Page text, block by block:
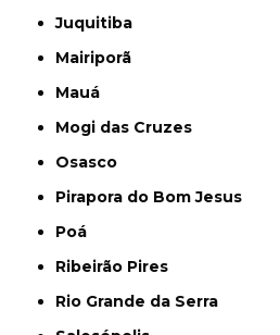
Juquitiba
Mairiporã
Mauá
Mogi das Cruzes
Osasco
Pirapora do Bom Jesus
Poá
Ribeirão Pires
Rio Grande da Serra